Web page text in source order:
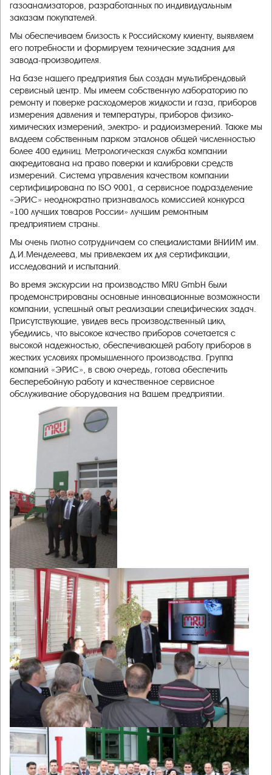
газоанализаторов, разработанных по индивидуальным
заказам покупателей.
Мы обеспечиваем близость к Российскому клиенту, выявляем
его потребности и формируем технические задания для
завода-производителя.
На базе нашего предприятия был создан мультибрендовый
сервисный центр. Мы имеем собственную лабораторию по
ремонту и поверке расходомеров жидкости и газа, приборов
измерения давления и температуры, приборов физико-
химических измерений, электро- и радиоизмерений. Также мы
владеем собственным парком эталонов общей численностью
более 400 единиц. Метрологическая служба компании
аккредитована на право поверки и калибровки средств
измерений. Система управления качеством компании
сертифицирована по ISO 9001, а сервисное подразделение
«ЭРИС» неоднократно признавалось комиссией конкурса
«100 лучших товаров России» лучшим ремонтным
предприятием страны.
Мы очень плотно сотрудничаем со специалистами ВНИИМ им.
Д.И.Менделеева, мы привлекаем их для сертификации,
исследований и испытаний.
Во время экскурсии на производство MRU GmbH были
продемонстрированы основные инновационные возможности
компании, успешный опыт реализации специфических задач.
Присутствующие, увидев весь производственный цикл,
убедились, что высокое качество приборов сочетается с
высокой надежностью, обеспечивающей работу приборов в
жестких условиях промышленного производства. Группа
компаний «ЭРИС», в свою очередь, готова обеспечить
бесперебойную работу и качественное сервисное
обслуживание оборудования на Вашем предприятии.